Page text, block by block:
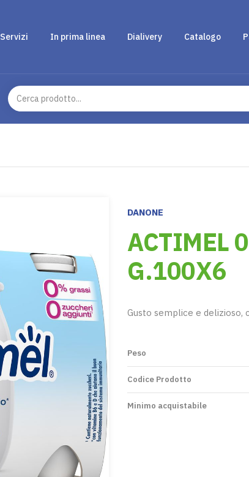
Servizi In prima linea Dialivery Catalogo
DANONE
ACTIMEL
G.100X6
Gusto semplice e delizioso,
Peso
Codice Prodotto
Minimo acquistabile